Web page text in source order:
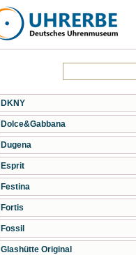
DKNY
Dolce&Gabbana
Dugena
Esprit
Festina
Fortis
Fossil
Glashütte Original